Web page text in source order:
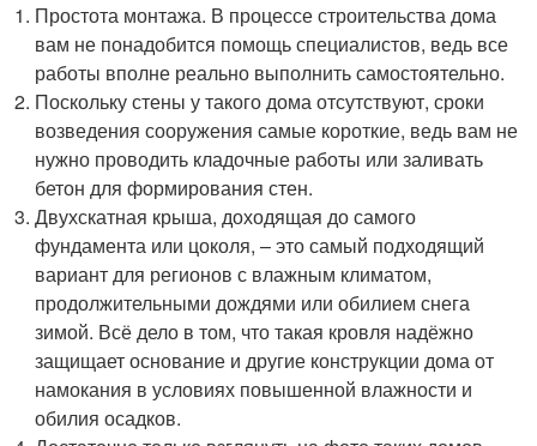
Простота монтажа. В процессе строительства дома
вам не понадобится помощь специалистов, ведь все
работы вполне реально выполнить самостоятельно.
Поскольку стены у такого дома отсутствуют, сроки
возведения сооружения самые короткие, ведь вам не
нужно проводить кладочные работы или заливать
бетон для формирования стен.
Двухскатная крыша, доходящая до самого
фундамента или цоколя, – это самый подходящий
вариант для регионов с влажным климатом,
продолжительными дождями или обилием снега
зимой. Всё дело в том, что такая кровля надёжно
защищает основание и другие конструкции дома от
намокания в условиях повышенной влажности и
обилия осадков.